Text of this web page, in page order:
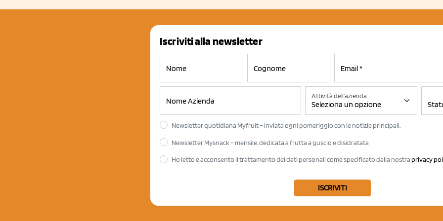
Iscriviti alla newsletter
Attività dell'azienda
Newsletter quotidiana Myfruit – inviata ogni pomeriggio con le notizie principali.
Newsletter Mysnack – mensile, dedicata a frutta a guscio e disidratata
Ho letto e acconsento il trattamento dei dati personali come specificato dalla nostra privacy
ISCRIVITI